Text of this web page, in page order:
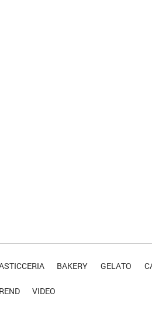
BAKERY GELATO
VIDEO